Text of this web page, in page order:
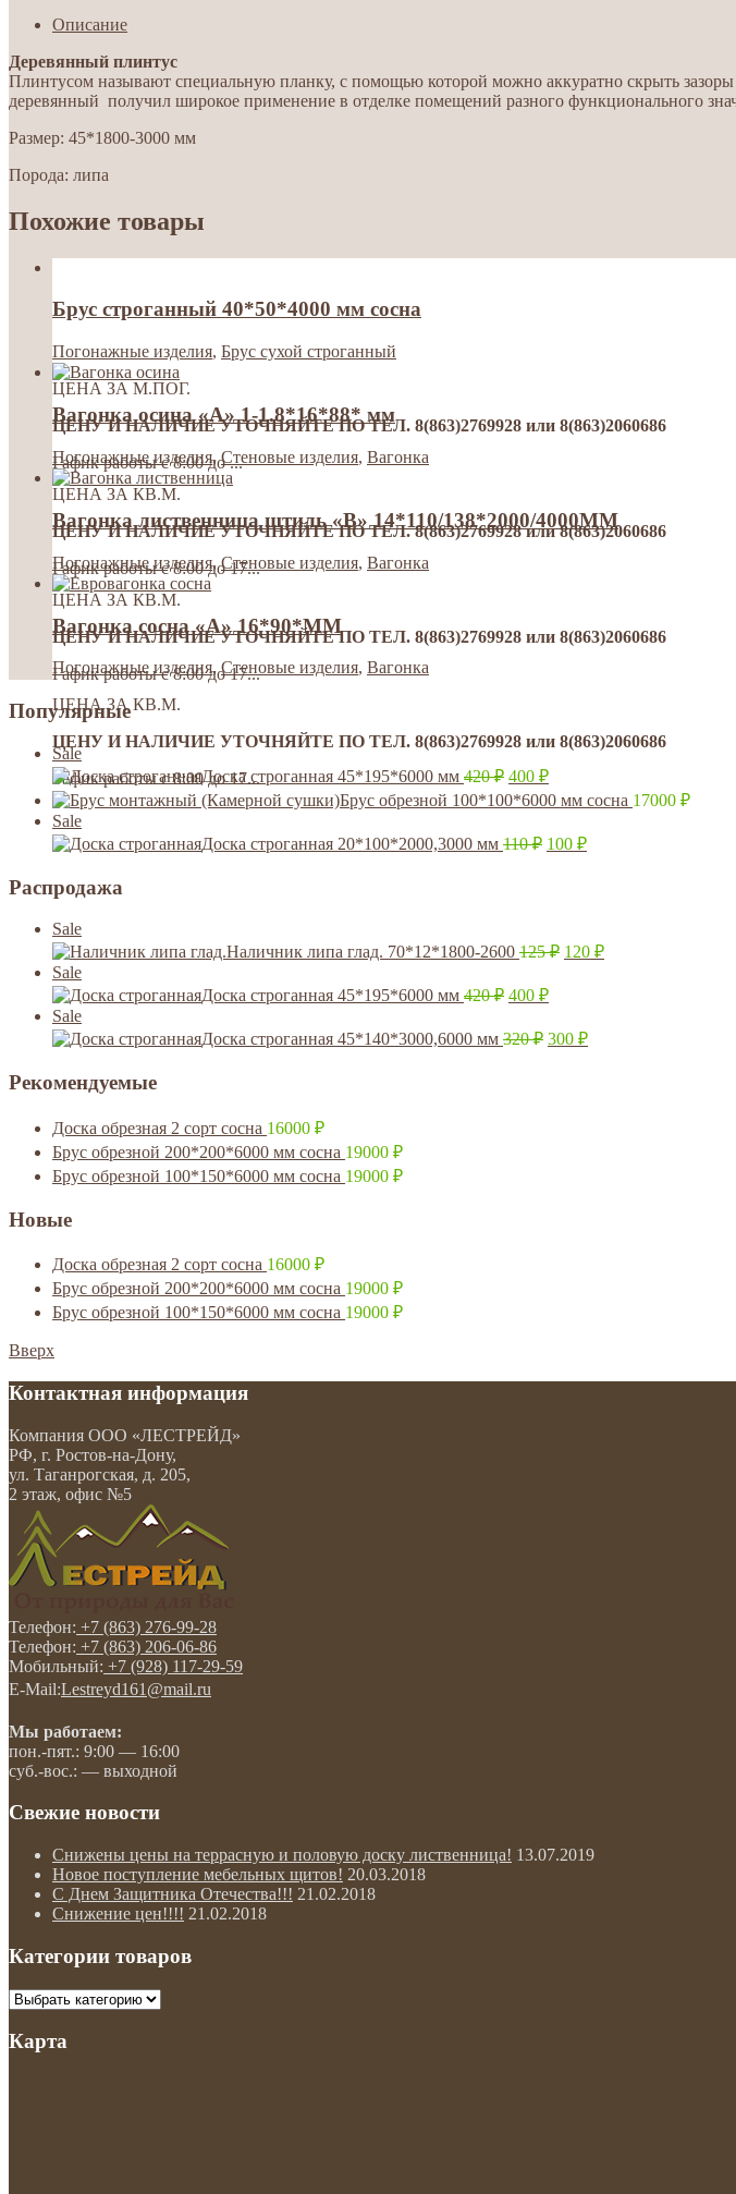
Описание
Деревянный плинтус
Плинтусом называют специальную планку, с помощью которой можно аккуратно скрыть
деревянный получил широкое применение в отделке помещений разного функционального
Размер: 45*1800-3000 мм
Порода: липа
Похожие товары
Брус строганный 40*50*4000 мм сосна
Погонажные изделия, Брус сухой строганный
ЦЕНА ЗА М.ПОГ.
ЦЕНУ И НАЛИЧИЕ УТОЧНЯЙТЕ ПО ТЕЛ. 8(863)2769928 или 8(863)2060686
Гафик работы с 8:00 до ...
Вагонка осина «А» 1-1.8*16*88* мм
Погонажные изделия,Стеновые изделия, Вагонка
ЦЕНА ЗА КВ.М.
ЦЕНУ И НАЛИЧИЕ УТОЧНЯЙТЕ ПО ТЕЛ. 8(863)2769928 или 8(863)2060686
Гафик работы с 8:00 до 17...
Вагонка лиственница штиль «В» 14*110/138*2000/4000MM
Погонажные изделия,Стеновые изделия, Вагонка
ЦЕНА ЗА КВ.М.
ЦЕНУ И НАЛИЧИЕ УТОЧНЯЙТЕ ПО ТЕЛ. 8(863)2769928 или 8(863)2060686
Гафик работы с 8:00 до 17...
Вагонка сосна «А» 16*90*MM
Погонажные изделия,Стеновые изделия, Вагонка
ЦЕНА ЗА КВ.М.
ЦЕНУ И НАЛИЧИЕ УТОЧНЯЙТЕ ПО ТЕЛ. 8(863)2769928 или 8(863)2060686
Гафик работы с 8:00 до 17...
Популярные
Sale
Доска строганная 45*195*6000 мм 420₽ 400 ₽
Брус обрезной 100*100*6000 мм сосна 17000 ₽
Sale
Доска строганная 20*100*2000,3000 мм 110₽ 100 ₽
Распродажа
Sale
Наличник липа глад. 70*12*1800-2600 125₽ 120 ₽
Sale
Доска строганная 45*195*6000 мм 420₽ 400 ₽
Sale
Доска строганная 45*140*3000,6000 мм 320₽ 300 ₽
Рекомендуемые
Доска обрезная 2 сорт сосна 16000 ₽
Брус обрезной 200*200*6000 мм сосна 19000 ₽
Брус обрезной 100*150*6000 мм сосна 19000 ₽
Новые
Доска обрезная 2 сорт сосна 16000 ₽
Брус обрезной 200*200*6000 мм сосна 19000 ₽
Брус обрезной 100*150*6000 мм сосна 19000 ₽
Вверх
Контактная информация
Компания ООО «ЛЕСТРЕЙД»
РФ, г. Ростов-на-Дону,
ул. Таганрогская, д. 205,
2 этаж, офис №5
Телефон: +7 (863) 276-99-28
Телефон: +7 (863) 206-06-86
Мобильный: +7 (928) 117-29-59
E-Mail:Lestreyd161@mail.ru
Мы работаем:
пон.-пят.: 9:00 — 16:00
суб.-вос.: — выходной
Свежие новости
Снижены цены на террасную и половую доску лиственница! 13.07.2019
Новое поступление мебельных щитов! 20.03.2018
С Днем Защитника Отечества!!! 21.02.2018
Снижение цен!!!! 21.02.2018
Категории товаров
Карта